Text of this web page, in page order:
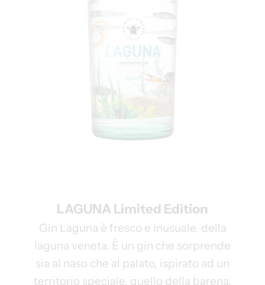
LAGUNA Limited Edition
Gin Laguna è fresco e inusuale, della
laguna veneta. È un gin che sorprende
sia al naso che al palato, ispirato ad un
territorio speciale, quello della barena.